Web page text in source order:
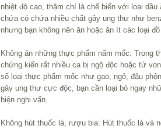
nhiệt độ cao, thậm chí là chế biến với loại
chứa có chứa nhiều chất gây ung thư như
nhưng bạn không nên ăn hoặc ăn ít các loại đồ
Không ăn những thực phẩm nấm mốc: Trong
chứng kiến rất nhiều ca bị ngộ độc hoặc tử
số loại thực phẩm mốc như gạo, ngô, đậu
gây ung thư cực độc, bạn cần loại bỏ ngay
hiện nghi vấn.
Không hút thuốc lá, rượu bia: Hút thuốc lá và